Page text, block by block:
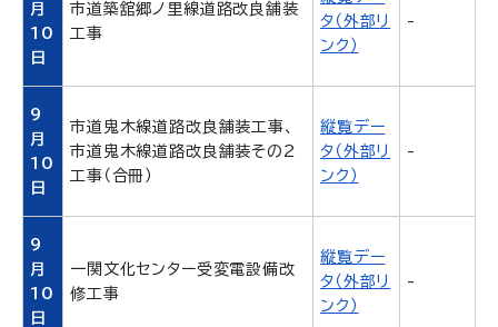
月
10
日
市道築舘郷ノ里線道路改良舗装
工事
タ（外部リ
ンク）
-
9
月
10
日
市道鬼木線道路改良舗装工事、
市道鬼木線道路改良舗装その2
工事（合冊）
縦覧デー
タ（外部リ
ンク）
-
9
月
10
日
一関文化センター受変電設備改
修工事
縦覧デー
タ（外部リ
ンク）
-